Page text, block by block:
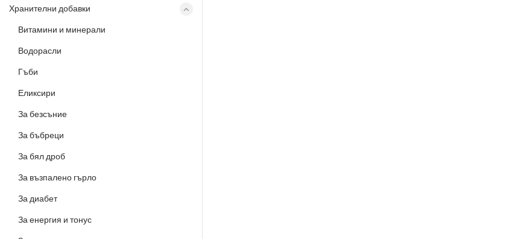
Хранителни добавки
Витамини и минерали
Водорасли
Гъби
Еликсири
За безсъние
За бъбреци
За бял дроб
За възпалено гърло
За диабет
За енергия и тонус